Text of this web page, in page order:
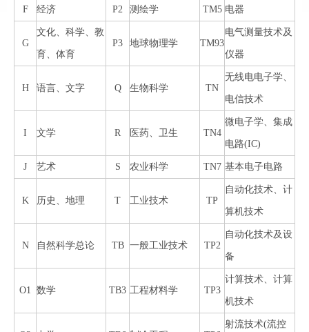
F 经济 P2 测绘学 TM5 电器
G
文化、科学、教
育、体育
P3 地球物理学 TM93
电气测量技术及
仪器
H 语言、文字 Q 生物科学 TN
无线电电子学、
电信技术
I 文学 R 医药、卫生 TN4
微电子学、集成
电路(IC)
J 艺术 S 农业科学 TN7 基本电子电路
K 历史、地理 T 工业技术 TP
自动化技术、计
算机技术
N 自然科学总论 TB 一般工业技术 TP2
自动化技术及设
备
O1 数学 TB3 工程材料学 TP3
计算技术、计算
机技术
射流技术(流控